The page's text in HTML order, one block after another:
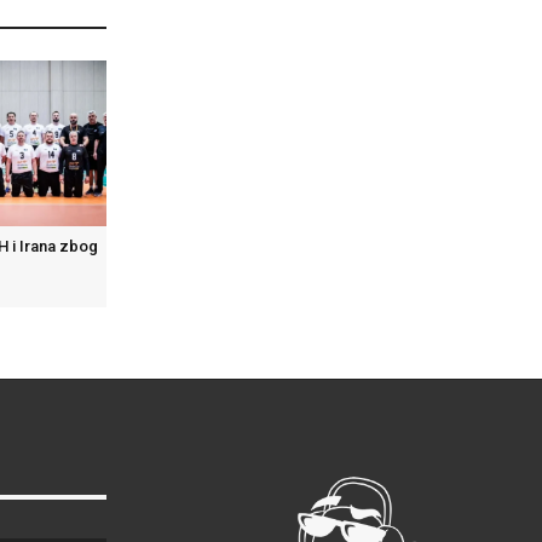
i Irana zbog